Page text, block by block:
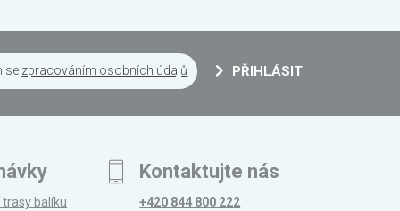
se zpracováním osobních údajů PŘIHLÁSIT
balíku
Kontaktujte nás
+420 844 800 222